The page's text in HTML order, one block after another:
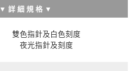
▼ 詳 細 規 格 ▼
雙色指針及白色刻度
夜光指針及刻度